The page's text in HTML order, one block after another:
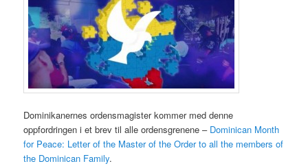
Dominikanernes ordensmagister kommer med denne
oppfordringen i et brev til alle ordensgrenene – Dominican Month
for Peace: Letter of the Master of the Order to all the members of
the Dominican Family.